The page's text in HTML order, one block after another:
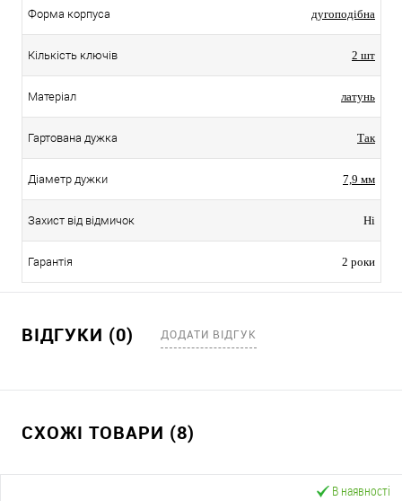
Форма корпуса дугоподібна
Кількість ключів 2 шт
Матеріал латунь
Гартована дужка Так
Діаметр дужки 7,9 мм
Захист від відмичок Ні
Гарантія 2 роки
ВІДГУКИ (0) ДОДАТИ ВІДГУК
СХОЖІ ТОВАРИ (8)
В наявності